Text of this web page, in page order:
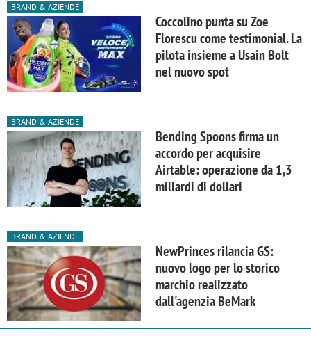
BRAND & AZIENDE
Coccolino punta su Zoe
Florescu come testimonial. La
pilota insieme a Usain Bolt
nel nuovo spot
BRAND & AZIENDE
Bending Spoons firma un
accordo per acquisire
Airtable: operazione da 1,3
miliardi di dollari
BRAND & AZIENDE
NewPrinces rilancia GS:
nuovo logo per lo storico
marchio realizzato
dall'agenzia BeMark